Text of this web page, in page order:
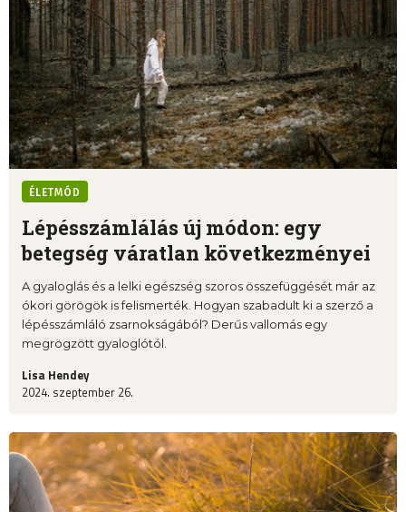
ÉLETMÓD
Lépésszámlálás új módon: egy
betegség váratlan következményei
A gyaloglás és a lelki egészség szoros összefüggését már az
ókori görögök is felismerték. Hogyan szabadult ki a szerző a
lépésszámláló zsarnokságából? Derűs vallomás egy
megrögzött gyaloglótól.
Lisa Hendey
2024. szeptember 26.